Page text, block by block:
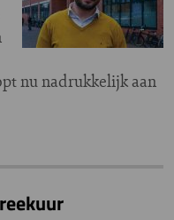
nu nadrukkelijk aan